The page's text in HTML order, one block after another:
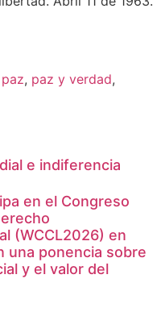
paz, paz y verdad,
e indiferencia
en el Congreso
(WCCL2026) en
una ponencia sobre
y el valor del